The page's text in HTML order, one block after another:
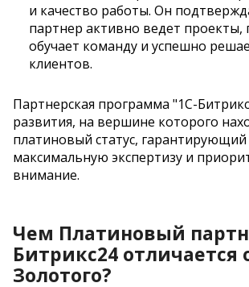
и качество работы. Он
партнер активно ведет проекты,
обучает команду и успешно
клиентов.
Партнерская программа "1С-
развития, на вершине которого
платиновый статус, гарантирующий
максимальную экспертизу и
внимание.
Чем Платиновый
Битрикс24 отличается
Золотого?